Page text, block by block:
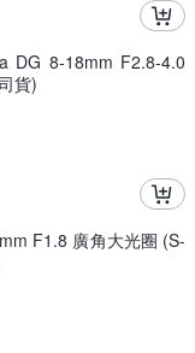
DG 8-18mm F2.8-4.0
貨)
F1.8 廣角大光圈 (S-